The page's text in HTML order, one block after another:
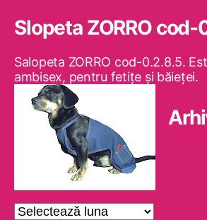
Slopeta ZORRO cod-
Salopeta ZORRO cod-0.2.8.5.
ambisex, pentru fetiţe şi băieţei.
Arhive